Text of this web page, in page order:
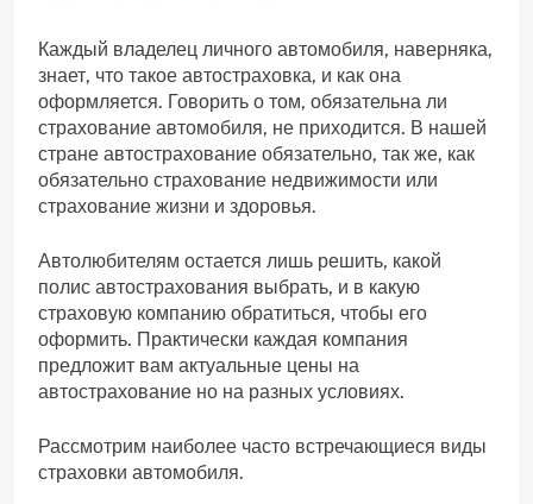
Каждый владелец личного автомобиля, наверняка,
знает, что такое автостраховка, и как она
оформляется. Говорить о том, обязательна ли
страхование автомобиля, не приходится. В нашей
стране автострахование обязательно, так же, как
обязательно страхование недвижимости или
страхование жизни и здоровья.
Автолюбителям остается лишь решить, какой
полис автострахования выбрать, и в какую
страховую компанию обратиться, чтобы его
оформить. Практически каждая компания
предложит вам актуальные цены на
автострахование но на разных условиях.
Рассмотрим наиболее часто встречающиеся виды
страховки автомобиля.